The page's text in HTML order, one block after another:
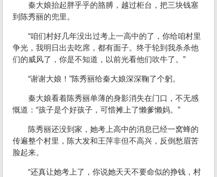
秦大娘抬起胖乎乎的胳膊，越过柜台，把三块钱塞
到陈秀丽的兜里。
“咱们村好几年没出过考上一高中的了，你给咱村里
争光，我明日出去吃席，都有面子。终于轮到我杀杀他
们的威风了，你是不知道，以前光看他们吹牛了。”
“谢谢大娘！”陈秀丽给秦大娘深深鞠了个躬。
秦大娘看着陈秀丽单薄的身影消失在门口，不无感
慨道：“孩子是个好孩子，可惜摊上了懒爹懒妈。”
陈秀丽还没到家，她考上高中的消息已经一窝蜂的
传遍整个村里，陈大发和王萍非但不高兴，反倒愁眉苦
脸起来。
“还真让她考上了，你说她天天不要命似的挣钱，村